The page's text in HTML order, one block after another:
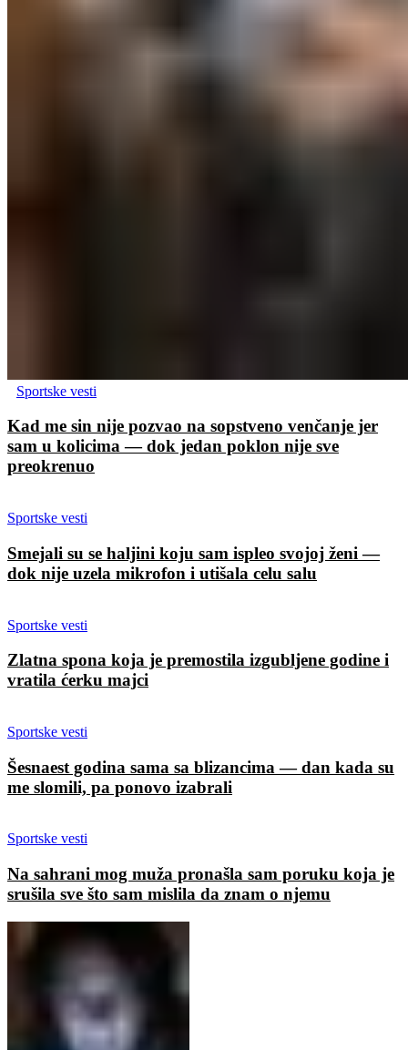
Sportske vesti
Kad me sin nije pozvao na sopstveno venčanje jer
sam u kolicima — dok jedan poklon nije sve
preokrenuo
Sportske vesti
Smejali su se haljini koju sam ispleo svojoj ženi —
dok nije uzela mikrofon i utišala celu salu
Sportske vesti
Zlatna spona koja je premostila izgubljene godine i
vratila ćerku majci
Sportske vesti
Šesnaest godina sama sa blizancima — dan kada su
me slomili, pa ponovo izabrali
Sportske vesti
Na sahrani mog muža pronašla sam poruku koja je
srušila sve što sam mislila da znam o njemu